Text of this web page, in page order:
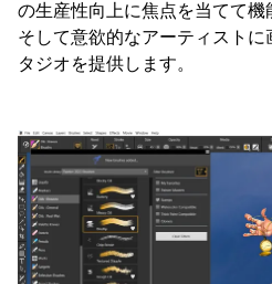
の生産性向上に焦点を当てて機
そして意欲的なアーティスト
タジオを提供します。